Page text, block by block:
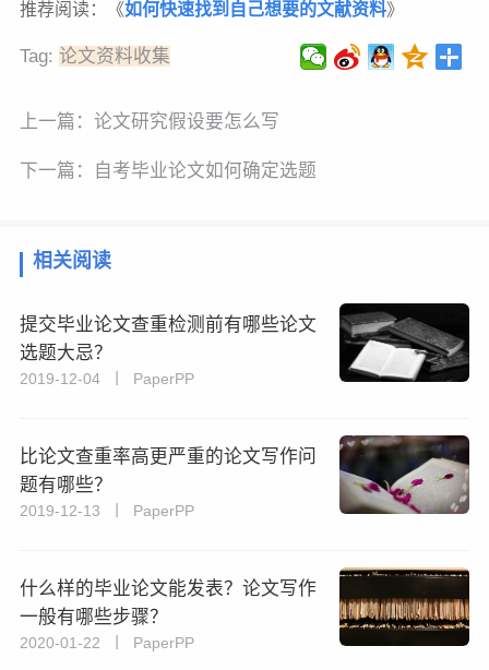
推荐阅读：《如何快速找到自己想要的文献资料》
Tag: 论文资料收集
上一篇： 论文研究假设要怎么写
下一篇： 自考毕业论文如何确定选题
相关阅读
​提交毕业论文查重检测前有哪些论文
选题大忌？
2019-12-04 丨 PaperPP
比论文查重率高更严重的论文写作问
题有哪些？
2019-12-13 丨 PaperPP
什么样的毕业论文能发表？论文写作
一般有哪些步骤？
2020-01-22 丨 PaperPP